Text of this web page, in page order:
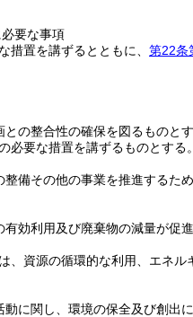
要な事項
置を講ずるとともに、 第22条
の整合性の確保を図るものとす
要な措置を講ずるものとする。
備その他の事業を推進するた
効利用及び廃棄物の減量が促
、資源の循環的な利用、エネル
に関し、環境の保全及び創出